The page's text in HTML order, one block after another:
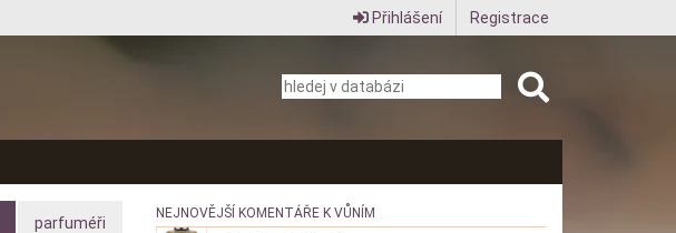
Přihlášení Registrace
parfuméři
NEJNOVĚJŠÍ KOMENTÁŘE K VŮNÍM